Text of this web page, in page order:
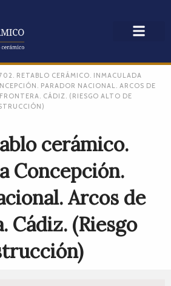
RETABLO CERÁMICO. INMACULADA
PARADOR NACIONAL. ARCOS DE
CÁDIZ. (RIESGO ALTO DE
cerámico.
Concepción.
Arcos de
Cádiz. (Riesgo